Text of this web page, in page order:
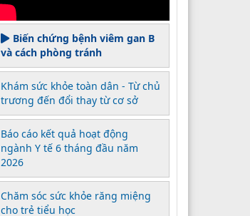
Biến chứng bệnh viêm gan B
và cách phòng tránh
Khám sức khỏe toàn dân - Từ chủ
trương đến đổi thay từ cơ sở
Báo cáo kết quả hoạt động
ngành Y tế 6 tháng đầu năm
2026
Chăm sóc sức khỏe răng miệng
cho trẻ tiểu học